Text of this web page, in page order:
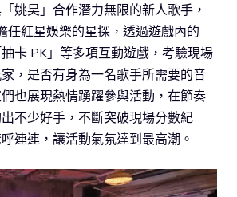
姚昊」合作潛力無限的新人歌手，
任紅星娛樂的星探，透過遊戲內的
抽卡 PK」等多項互動遊戲，考驗現場
，是否有身為一名歌手所需要的音
也展現熱情踴躍參與活動，在節奏
不少好手，不斷突破現場分數紀
連連，讓活動氣氛達到最高潮。